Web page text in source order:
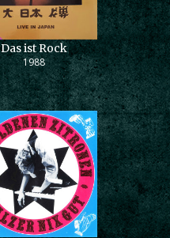
Das ist Rock
1988